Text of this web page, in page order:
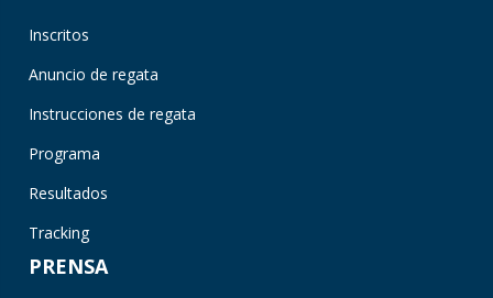
Inscritos
Anuncio de regata
Instrucciones de regata
Programa
Resultados
Tracking
PRENSA